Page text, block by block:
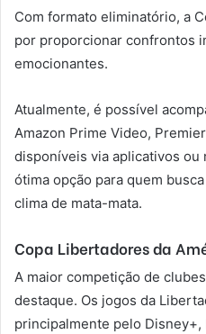
Com formato eliminatório, a
por proporcionar confrontos
emocionantes.
Atualmente, é possível
Amazon Prime Video,
disponíveis via aplicativos ou
ótima opção para quem
clima de mata-mata.
Copa Libertadores da
A maior competição de
destaque. Os jogos da
principalmente pelo Disney+,